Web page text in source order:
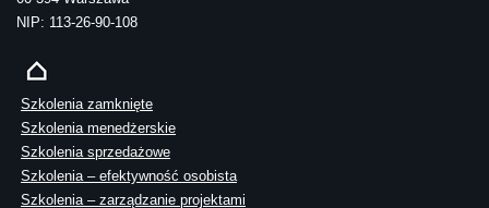
NIP: 113-26-90-108
Szkolenia zamknięte
Szkolenia menedżerskie
Szkolenia sprzedażowe
Szkolenia – efektywność osobista
Szkolenia – zarządzanie projektami